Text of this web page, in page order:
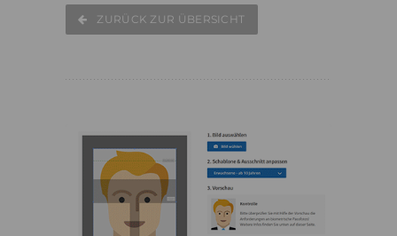
ZURÜCK ZUR ÜBERSICHT